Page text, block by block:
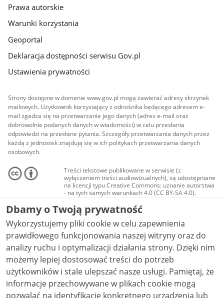
Prawa autorskie
Warunki korzystania
Geoportal
Deklaracja dostępności serwisu Gov.pl
Ustawienia prywatności
Strony dostępne w domenie www.gov.pl mogą zawierać adresy skrzynek
mailowych. Użytkownik korzystający z odnośnika będącego adresem e-
mail zgadza się na przetwarzanie jego danych (adres e-mail oraz
dobrowolnie podanych danych w wiadomości) w celu przesłania
odpowiedzi na przesłane pytania. Szczegóły przetwarzania danych przez
każdą z jednostek znajdują się w ich politykach przetwarzania danych
osobowych.
Treści tekstowe publikowane w serwisie (z
wyłączeniem treści audiowizualnych), są udostępniane
na licencji typu Creative Commons: uznanie autorstwa
- na tych samych warunkach 4.0 (CC BY-SA 4.0).
Materiały audiowizualne, w tym zdjęcia, materiały
audio i wideo, są udostępniane na licencji typu
Creative Commons: uznanie autorstwa użycie
niekomercyjne - bez utworów zależnych 4.0 (CC BY-
NC-ND 4.0), o ile nie jest to stwierdzone inaczej.
Dbamy o Twoją prywatność
Wykorzystujemy pliki cookie w celu zapewnienia
prawidłowego funkcjonowania naszej witryny oraz do
analizy ruchu i optymalizacji działania strony. Dzięki nim
możemy lepiej dostosować treści do potrzeb
użytkowników i stale ulepszać nasze usługi. Pamiętaj, że
informacje przechowywane w plikach cookie mogą
pozwalać na identyfikację konkretnego urządzenia lub